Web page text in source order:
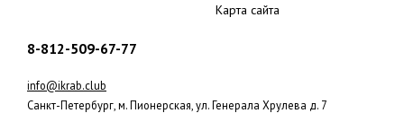
Карта сайта
8-812-509-67-77
info@ikrab.club
Санкт-Петербург, м. Пионерская, ул. Генерала Хрулева д. 7